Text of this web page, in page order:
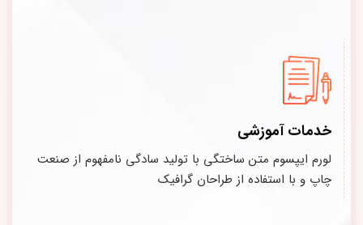
خدمات آموزشی
لورم ایپسوم متن ساختگی با تولید سادگی نامفهوم از صنعت
چاپ و با استفاده از طراحان گرافیک